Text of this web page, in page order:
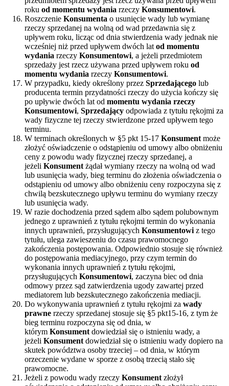
roku od momentu wydania rzeczy Konsumentowi.
Roszczenie Konsumenta o usunięcie wady lub wymianę
rzeczy sprzedanej na wolną od wad przedawnia się z
upływem roku, licząc od dnia stwierdzenia wady jednak nie
wcześniej niż przed upływem dwóch lat od momentu
wydania rzeczy Konsumentowi, a jeżeli przedmiotem
sprzedaży jest rzecz używana przed upływem roku od
momentu wydania rzeczy Konsumentowi.
W przypadku, kiedy określony przez Sprzedającego lub
producenta termin przydatności rzeczy do użycia kończy się
po upływie dwóch lat od momentu wydania rzeczy
Konsumentowi, Sprzedający odpowiada z tytułu rękojmi za
wady fizyczne tej rzeczy stwierdzone przed upływem tego
terminu.
W terminach określonych w §5 pkt 15-17 Konsument może
złożyć oświadczenie o odstąpieniu od umowy albo obniżeniu
ceny z powodu wady fizycznej rzeczy sprzedanej, a
jeżeli Konsument żądał wymiany rzeczy na wolną od wad
lub usunięcia wady, bieg terminu do złożenia oświadczenia o
odstąpieniu od umowy albo obniżeniu ceny rozpoczyna się z
chwilą bezskutecznego upływu terminu do wymiany rzeczy
lub usunięcia wady.
W razie dochodzenia przed sądem albo sądem polubownym
jednego z uprawnień z tytułu rękojmi termin do wykonania
innych uprawnień, przysługujących Konsumentowi z tego
tytułu, ulega zawieszeniu do czasu prawomocnego
zakończenia postępowania. Odpowiednio stosuje się również
do postępowania mediacyjnego, przy czym termin do
wykonania innych uprawnień z tytułu rękojmi,
przysługujących Konsumentowi, zaczyna biec od dnia
odmowy przez sąd zatwierdzenia ugody zawartej przed
mediatorem lub bezskutecznego zakończenia mediacji.
Do wykonywania uprawnień z tytułu rękojmi za wady
prawne rzeczy sprzedanej stosuje się §5 pkt15-16, z tym że
bieg terminu rozpoczyna się od dnia, w
którym Konsument dowiedział się o istnieniu wady, a
jeżeli Konsument dowiedział się o istnieniu wady dopiero na
skutek powództwa osoby trzeciej – od dnia, w którym
orzeczenie wydane w sporze z osobą trzecią stało się
prawomocne.
Jeżeli z powodu wady rzeczy Konsument złożył